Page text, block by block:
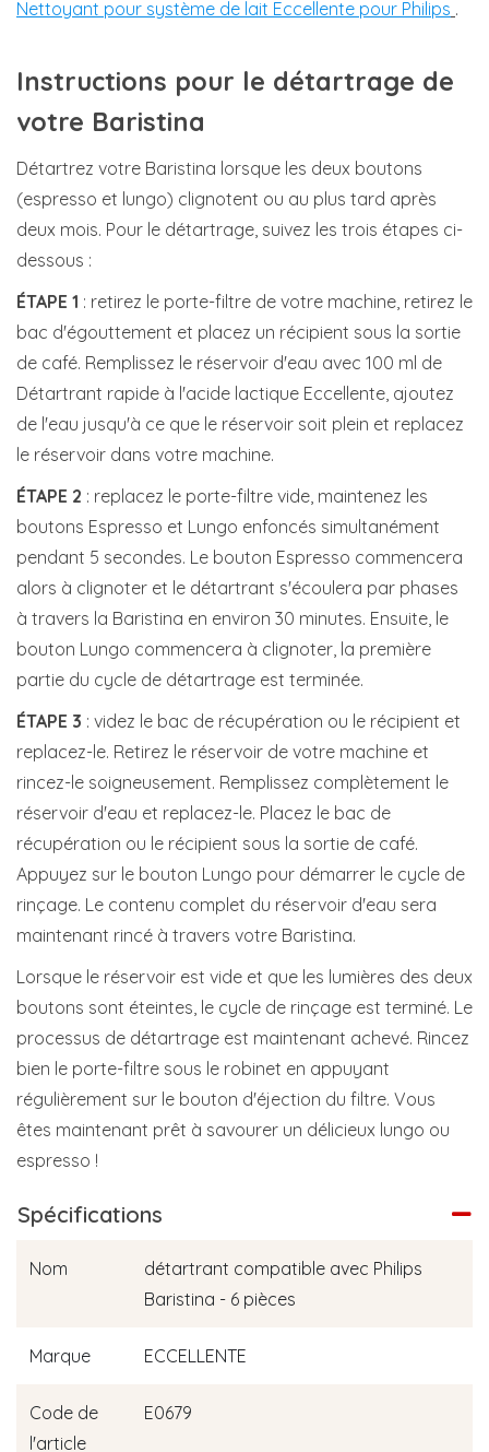
Nettoyant pour système de lait Eccellente pour Philips .
Instructions pour le détartrage de
votre Baristina
Détartrez votre Baristina lorsque les deux boutons
(espresso et lungo) clignotent ou au plus tard après
deux mois. Pour le détartrage, suivez les trois étapes ci-
dessous :
ÉTAPE 1 : retirez le porte-filtre de votre machine, retirez le
bac d'égouttement et placez un récipient sous la sortie
de café. Remplissez le réservoir d'eau avec 100 ml de
Détartrant rapide à l'acide lactique Eccellente, ajoutez
de l'eau jusqu'à ce que le réservoir soit plein et replacez
le réservoir dans votre machine.
ÉTAPE 2 : replacez le porte-filtre vide, maintenez les
boutons Espresso et Lungo enfoncés simultanément
pendant 5 secondes. Le bouton Espresso commencera
alors à clignoter et le détartrant s'écoulera par phases
à travers la Baristina en environ 30 minutes. Ensuite, le
bouton Lungo commencera à clignoter, la première
partie du cycle de détartrage est terminée.
ÉTAPE 3 : videz le bac de récupération ou le récipient et
replacez-le. Retirez le réservoir de votre machine et
rincez-le soigneusement. Remplissez complètement le
réservoir d'eau et replacez-le. Placez le bac de
récupération ou le récipient sous la sortie de café.
Appuyez sur le bouton Lungo pour démarrer le cycle de
rinçage. Le contenu complet du réservoir d'eau sera
maintenant rincé à travers votre Baristina.
Lorsque le réservoir est vide et que les lumières des deux
boutons sont éteintes, le cycle de rinçage est terminé. Le
processus de détartrage est maintenant achevé. Rincez
bien le porte-filtre sous le robinet en appuyant
régulièrement sur le bouton d'éjection du filtre. Vous
êtes maintenant prêt à savourer un délicieux lungo ou
espresso !
Spécifications
Nom
détartrant compatible avec Philips
Baristina - 6 pièces
Marque ECCELLENTE
Code de
l'article
E0679